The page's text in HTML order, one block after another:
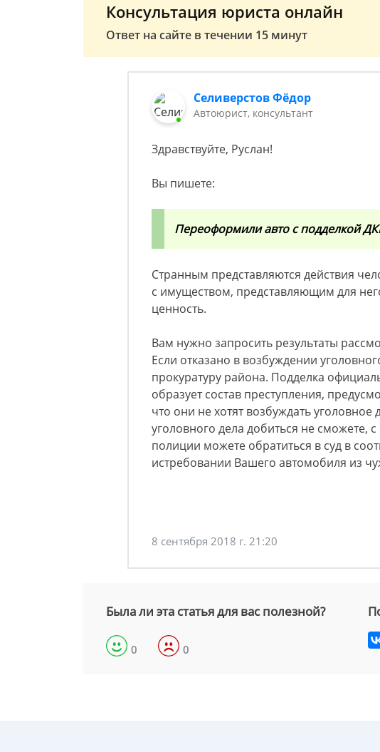
Консультация юриста онлайн
Ответ на сайте в течении 15 минут
Селиверстов Фёдор
Автоюрист, консультант
Здравствуйте, Руслан!
Вы пишете:
Переоформили авто с подделкой
Странным представляются действия
с имуществом, представляющим для
ценность.
Вам нужно запросить результаты
Если отказано в возбуждении
прокуратуру района. Подделка
образует состав преступления,
что они не хотят возбуждать
уголовного дела добиться не сможете,
полиции можете обратиться в суд в
истребовании Вашего автомобиля из
8 сентября 2018 г. 21:20
Была ли эта статья для вас полезной?
0 0